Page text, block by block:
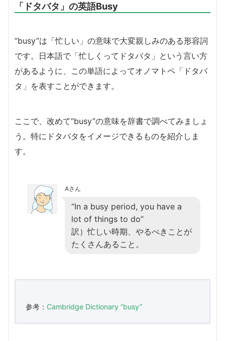
「ドタバタ」の英語Busy
“busy”は「忙しい」の意味で大変親しみのある形容詞
です。日本語で「忙しくってドタバタ」という言い方
があるように、この単語によってオノマトペ「ドタバ
タ」を表すことができます。
ここで、改めて“busy”の意味を辞書で調べてみましょ
う。特にドタバタをイメージできるものを紹介しま
す。
Aさん
“In a busy period, you have a
lot of things to do”
訳）忙しい時期、やるべきことが
たくさんあること。
参考： Cambridge Dictionary ”busy”